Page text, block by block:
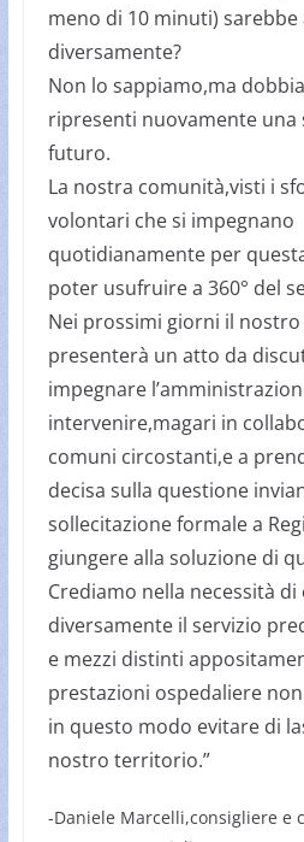
meno di 10 minuti) sarebbe
diversamente?
Non lo sappiamo,ma
ripresenti nuovamente una
futuro.
La nostra comunità,visti i
volontari che si impegnano
quotidianamente per
poter usufruire a 360° del
Nei prossimi giorni il
presenterà un atto da
impegnare
intervenire,magari in
comuni circostanti,e a
decisa sulla questione
sollecitazione formale a
giungere alla soluzione di
Crediamo nella necessità
diversamente il servizio
e mezzi distinti
prestazioni ospedaliere
in questo modo evitare di
nostro territorio.”
-Daniele Marcelli,consigliere e